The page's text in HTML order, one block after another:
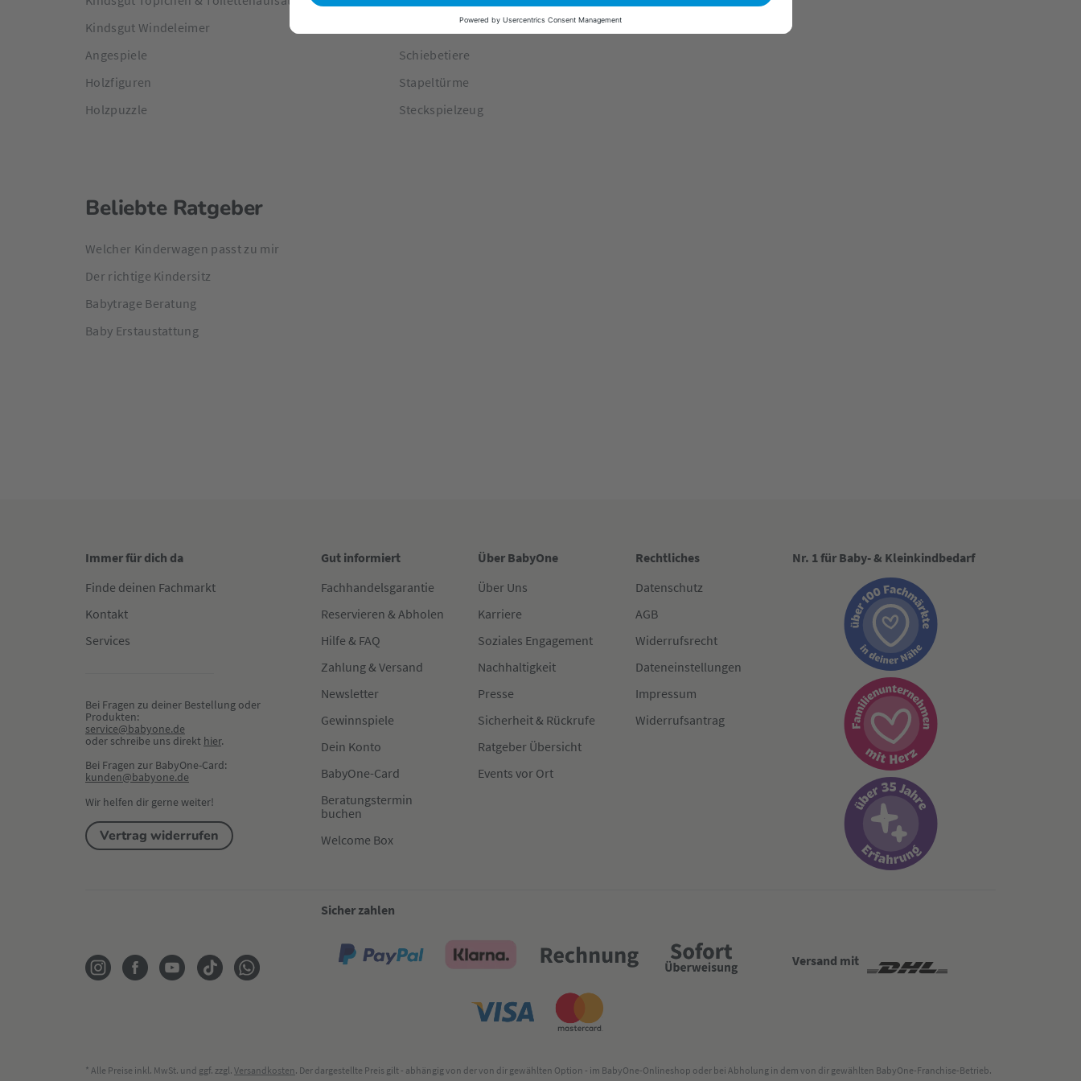
Kindsgut Windeleimer
Angespiele
Holzfiguren
Holzpuzzle
Nachziehtiere
Schiebetiere
Stapeltürme
Steckspielzeug
Beliebte Ratgeber
Welcher Kinderwagen passt zu mir
Der richtige Kindersitz
Babytrage Beratung
Baby Erstaustattung
Immer für dich da
Finde deinen Fachmarkt
Kontakt
Services
Bei Fragen zu deiner Bestellung oder
Produkten:
service@babyone.de
oder schreibe uns direkt hier.
Bei Fragen zur BabyOne-Card:
kunden@babyone.de
Wir helfen dir gerne weiter!
Vertrag widerrufen
Gut informiert
Fachhandelsgarantie
Reservieren & Abholen
Hilfe & FAQ
Zahlung & Versand
Newsletter
Gewinnspiele
Dein Konto
BabyOne-Card
Beratungstermin
buchen
Welcome Box
Über BabyOne
Über Uns
Karriere
Soziales Engagement
Nachhaltigkeit
Presse
Sicherheit & Rückrufe
Ratgeber Übersicht
Events vor Ort
Rechtliches
Datenschutz
AGB
Widerrufsrecht
Dateneinstellungen
Impressum
Widerrufsantrag
Nr. 1 für Baby- & Kleinkindbedarf
Sicher zahlen
Versand mit
* Alle Preise inkl. MwSt. und ggf. zzgl. Versandkosten. Der dargestellte Preis gilt - abhängig von der von dir gewählten Option - im BabyOne-Onlineshop oder bei Abholung in dem von dir gewählten BabyOne-Franchise-Betrieb.